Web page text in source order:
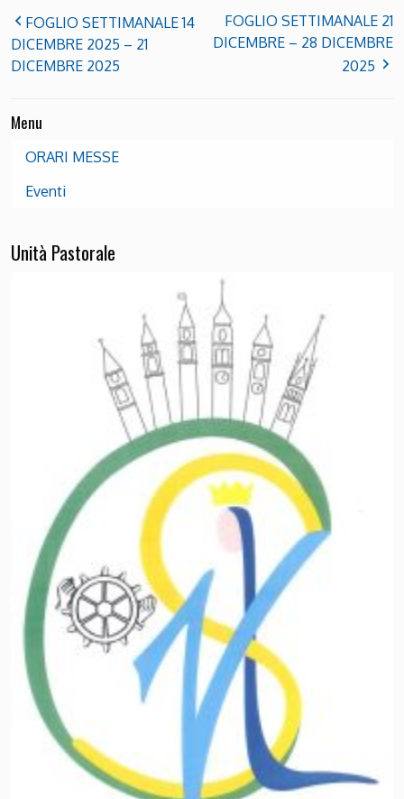
FOGLIO SETTIMANALE 14
DICEMBRE 2025 – 21
DICEMBRE 2025
FOGLIO SETTIMANALE 21
DICEMBRE – 28 DICEMBRE
2025
Menu
ORARI MESSE
Eventi
Unità Pastorale